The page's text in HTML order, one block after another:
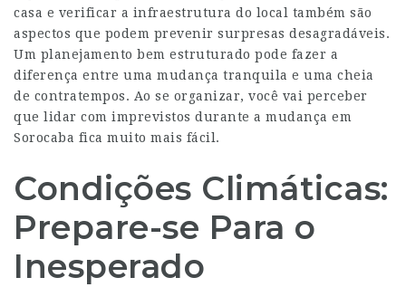
casa e verificar a infraestrutura do local também são
aspectos que podem prevenir surpresas desagradáveis.
Um planejamento bem estruturado pode fazer a
diferença entre uma mudança tranquila e uma cheia
de contratempos. Ao se organizar, você vai perceber
que lidar com imprevistos durante a mudança em
Sorocaba fica muito mais fácil.
Condições Climáticas:
Prepare-se Para o
Inesperado